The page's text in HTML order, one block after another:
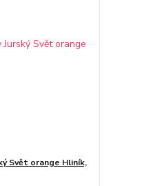
Svět orange Hliník,